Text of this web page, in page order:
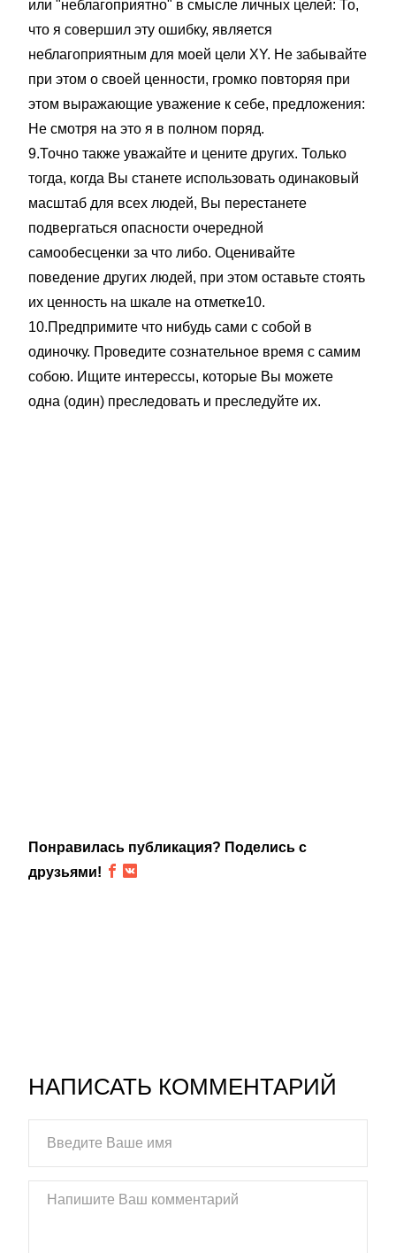
или "неблагоприятно" в смысле личных целей: То,
что я совершил эту ошибку, является
неблагоприятным для моей цели XY. Не забывайте
при этом о своей ценности, громко повторяя при
этом выражающие уважение к себе, предложения:
Не смотря на это я в полном поряд.
9.Точно также уважайте и цените других. Только
тогда, когда Вы станете использовать одинаковый
масштаб для всех людей, Вы перестанете
подвергаться опасности очередной
самообесценки за что либо. Оценивайте
поведение других людей, при этом оставьте стоять
их ценность на шкале на отметке10.
10.Предпримите что нибудь сами с собой в
одиночку. Проведите сознательное время с самим
собою. Ищите интерессы, которые Вы можете
одна (один) преследовать и преследуйте их.
Понравилась публикация? Поделись с
друзьями!
НАПИСАТЬ КОММЕНТАРИЙ